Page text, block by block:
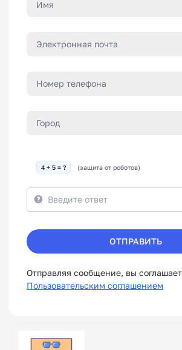
4 + 5 = ? (защита от роботов)
ОТПРАВИТЬ
Отправляя сообщение, вы
Пользовательским соглашением